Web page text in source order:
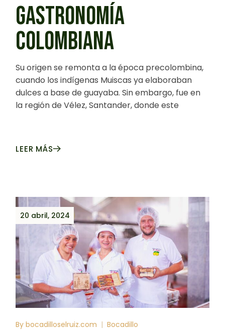
GASTRONOMÍA
COLOMBIANA
Su origen se remonta a la época precolombina,
cuando los indígenas Muiscas ya elaboraban
dulces a base de guayaba. Sin embargo, fue en
la región de Vélez, Santander, donde este
LEER MÁS
20 abril, 2024
By bocadilloselruiz.com Bocadillo